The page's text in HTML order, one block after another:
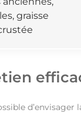
graisse
d’envisager